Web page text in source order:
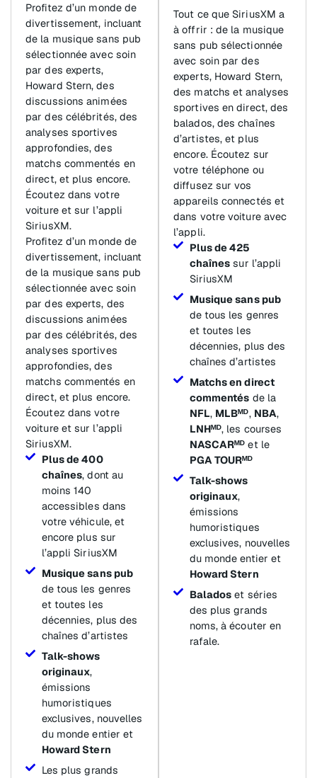
Profitez d’un monde de
divertissement, incluant
de la musique sans pub
sélectionnée avec soin
par des experts,
Howard Stern, des
discussions animées
par des célébrités, des
analyses sportives
approfondies, des
matchs commentés en
direct, et plus encore.
Écoutez dans votre
voiture et sur l’appli
SiriusXM.
Profitez d’un monde de
divertissement, incluant
de la musique sans pub
sélectionnée avec soin
par des experts, des
discussions animées
par des célébrités, des
analyses sportives
approfondies, des
matchs commentés en
direct, et plus encore.
Écoutez dans votre
voiture et sur l’appli
SiriusXM.
Plus de 400
chaînes, dont au
moins 140
accessibles dans
votre véhicule, et
encore plus sur
l’appli SiriusXM
Musique sans pub
de tous les genres
et toutes les
décennies, plus des
chaînes d’artistes
Talk-shows
originaux,
émissions
humoristiques
exclusives, nouvelles
du monde entier et
Howard Stern
Les plus grands
Tout ce que SiriusXM a
à offrir : de la musique
sans pub sélectionnée
avec soin par des
experts, Howard Stern,
des matchs et analyses
sportives en direct, des
balados, des chaînes
d’artistes, et plus
encore. Écoutez sur
votre téléphone ou
diffusez sur vos
appareils connectés et
dans votre voiture avec
l’appli.
Plus de 425
chaînes sur l’appli
SiriusXM
Musique sans pub
de tous les genres
et toutes les
décennies, plus des
chaînes d’artistes
Matchs en direct
commentés de la
NFL, MLBᴹᴰ, NBA,
LNHᴹᴰ, les courses
NASCARᴹᴰ et le
PGA TOURᴹᴰ
Talk-shows
originaux,
émissions
humoristiques
exclusives, nouvelles
du monde entier et
Howard Stern
Balados et séries
des plus grands
noms, à écouter en
rafale.